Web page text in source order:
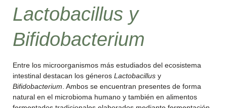
Lactobacillus y
Bifidobacterium
Entre los microorganismos más estudiados del ecosistema
intestinal destacan los géneros Lactobacillus y
Bifidobacterium . Ambos se encuentran presentes de forma
natural en el microbioma humano y también en alimentos